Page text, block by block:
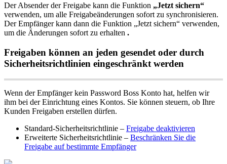
Der Absender der Freigabe kann die Funktion „Jetzt sichern“
verwenden, um alle Freigabeänderungen sofort zu synchronisieren.
Der Empfänger kann dann die Funktion „Jetzt sichern“ verwenden,
um die Änderungen sofort zu erhalten .
Freigaben können an jeden gesendet oder durch
Sicherheitsrichtlinien eingeschränkt werden
Wenn der Empfänger kein Password Boss Konto hat, helfen wir
ihm bei der Einrichtung eines Kontos. Sie können steuern, ob Ihre
Kunden Freigaben erstellen dürfen.
Standard-Sicherheitsrichtlinie – Freigabe deaktivieren
Erweiterte Sicherheitsrichtlinie – Beschränken Sie die
Freigabe auf bestimmte Empfänger